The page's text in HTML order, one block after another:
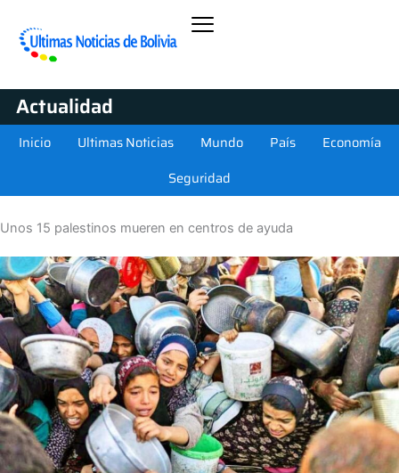
Actualidad
Inicio Ultimas Noticias Mundo País
Economía
Seguridad
Unos 15 palestinos mueren en centros de ayuda